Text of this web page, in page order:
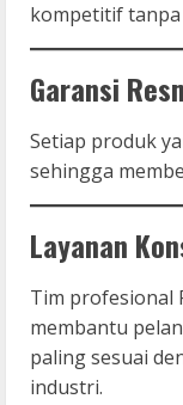
kompetitif
Garansi
Setiap produk
sehingga
Layanan
Tim profesional
membantu
paling sesuai
industri.